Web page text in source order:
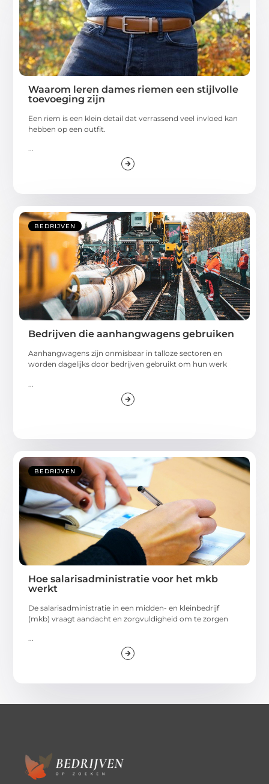
Waarom leren dames riemen een stijlvolle
toevoeging zijn
Een riem is een klein detail dat verrassend veel invloed kan
hebben op een outfit.
...
BEDRIJVEN
Bedrijven die aanhangwagens gebruiken
Aanhangwagens zijn onmisbaar in talloze sectoren en
worden dagelijks door bedrijven gebruikt om hun werk
BEDRIJVEN
Hoe salarisadministratie voor het mkb
werkt
De salarisadministratie in een midden- en kleinbedrijf
(mkb) vraagt aandacht en zorgvuldigheid om te zorgen